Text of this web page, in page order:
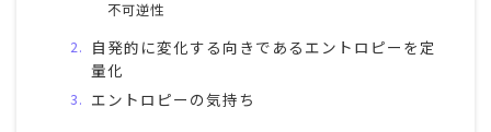
不可逆性
自発的に変化する向きであるエントロピーを定
量化
エントロピーの気持ち